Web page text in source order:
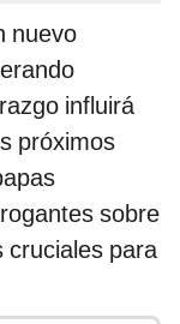
nuevo
influirá
próximos
sobre
cruciales para